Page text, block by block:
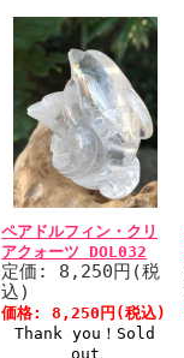
ペアドルフィン・クリ
アクォーツ DOL032
定価: 8,250円(税
込)
価格: 8,250円(税込)
Thank you！Sold
out